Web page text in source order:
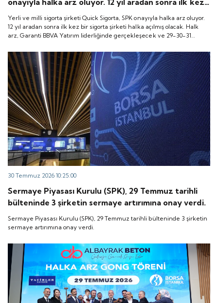
bir sigorta şirketi halka açılmış olacak. Halk arz,
Garanti BBVA Yatırım liderliğinde gerçekleşecek ve
29-30-31 Temmuz 2026 tarihlerinde talep
ile Quick Sigorta işlem görmeye başlayacak.
Yerli ve milli sigorta şirketi Quick Sigorta, SPK onayıyla halka arz oluyor.
12 yıl aradan sonra ilk kez bir sigorta şirketi halka açılmış olacak. Halk
arz, Garanti BBVA Yatırım liderliğinde gerçekleşecek ve 29-30-31
“Gong Töreni” ile Quick Sigorta işlem görmeye başlayacak.
30 Temmuz 2026 10:25:00
Sermaye Piyasası Kurulu (SPK), 29 Temmuz tarihli
bülteninde 3 şirketin sermaye artırımına onay verdi.
Sermaye Piyasası Kurulu (SPK), 29 Temmuz tarihli bülteninde 3 şirketin
sermaye artırımına onay verdi.